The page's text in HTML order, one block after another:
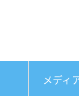
メディ